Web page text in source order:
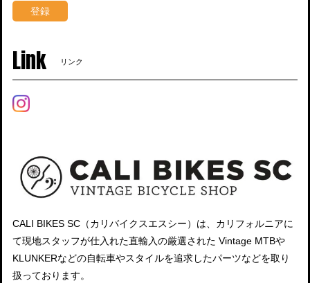
登録
Link リンク
CALI BIKES SC（カリバイクスエスシー）は、カリフォルニアに
て現地スタッフが仕入れた直輸入の厳選された Vintage MTBや
KLUNKERなどの自転車やスタイルを追求したパーツなどを取り
扱っております。